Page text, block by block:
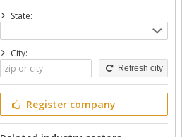
State:
City:
Refresh city
Register company